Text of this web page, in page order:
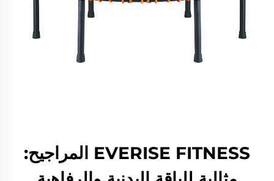
EVERISE FITNESS المراجيح: